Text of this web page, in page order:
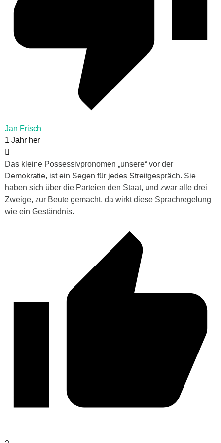
Jan Frisch
1 Jahr her
Das kleine Possessivpronomen „unsere“ vor der
Demokratie, ist ein Segen für jedes Streitgespräch. Sie
haben sich über die Parteien den Staat, und zwar alle drei
Zweige, zur Beute gemacht, da wirkt diese Sprachregelung
wie ein Geständnis.